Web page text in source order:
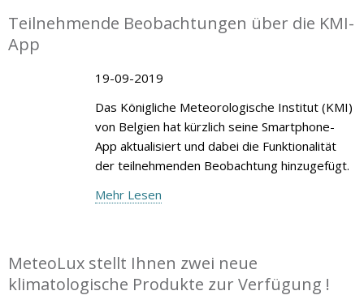
Teilnehmende Beobachtungen über die KMI-
App
19-09-2019
Das Königliche Meteorologische Institut (KMI)
von Belgien hat kürzlich seine Smartphone-
App aktualisiert und dabei die Funktionalität
der teilnehmenden Beobachtung hinzugefügt.
Mehr Lesen
MeteoLux stellt Ihnen zwei neue
klimatologische Produkte zur Verfügung !